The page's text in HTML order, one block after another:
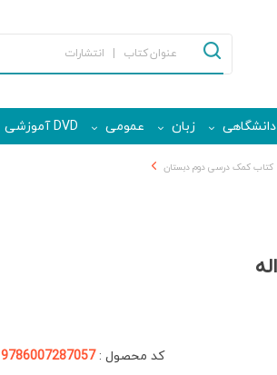
دانشگاهی زبان عمومی DVD آموزشی
کتاب کمک درسی دوم دبستان
کد محصول :9786007287057